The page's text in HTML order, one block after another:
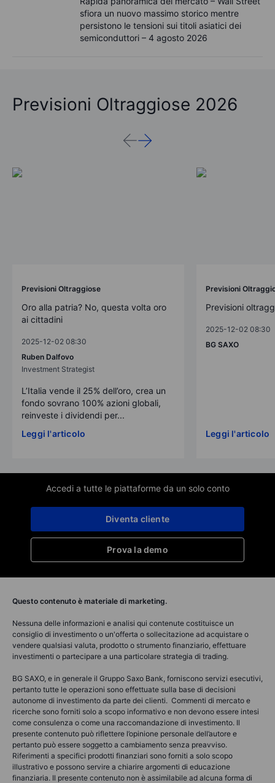
sfiora un nuovo massimo storico mentre
persistono le tensioni sui titoli asiatici dei
semiconduttori – 4 agosto 2026
Previsioni Oltraggiose 2026
Previsioni Oltraggiose
Oro alla patria? No, questa volta oro
ai cittadini
2025-12-02 08:30
Ruben Dalfovo
Investment Strategist
L’Italia vende il 25% dell’oro, crea un
fondo sovrano 100% azioni globali,
reinveste i dividendi per...
Leggi l'articolo
Previsioni
Previsioni
2025-12-02 08:30
BG SAXO
Leggi l'articolo
Accedi a tutte le piattaforme da un solo conto
Prova la demo
Diventa cliente
Questo contenuto è materiale di marketing.
Nessuna delle informazioni e analisi qui contenute costituisce un
consiglio di investimento o un'offerta o sollecitazione ad acquistare o
vendere qualsiasi valuta, prodotto o strumento finanziario, effettuare
investimenti o partecipare a una particolare strategia di trading.
BG SAXO, e in generale il Gruppo Saxo Bank, forniscono servizi esecutivi,
pertanto tutte le operazioni sono effettuate sulla base di decisioni
autonome di investimento da parte dei clienti. Commenti di mercato e
ricerche sono forniti solo a scopo informativo e non devono essere intesi
come consulenza o come una raccomandazione di investimento. Il
presente contenuto può riflettere l’opinione personale dell’autore e
pertanto può essere soggetto a cambiamento senza preavviso.
Riferimenti a specifici prodotti finanziari sono forniti a solo scopo
illustrativo e possono servire a chiarire argomenti di educazione
finanziaria. Il presente contenuto non è assimilabile ad alcuna forma di